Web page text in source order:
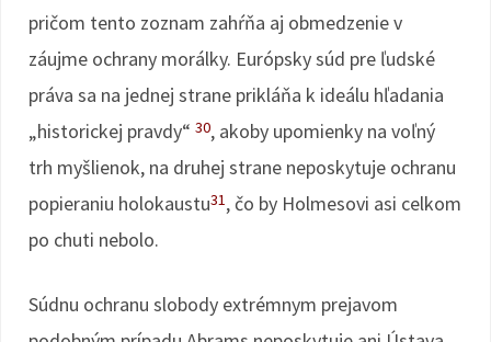
pričom tento zoznam zahŕňa aj obmedzenie v
záujme ochrany morálky. Európsky súd pre ľudské
práva sa na jednej strane prikláňa k ideálu hľadania
„historickej pravdy“ 30, akoby upomienky na voľný
trh myšlienok, na druhej strane neposkytuje ochranu
popieraniu holokaustu31, čo by Holmesovi asi celkom
po chuti nebolo.
Súdnu ochranu slobody extrémnym prejavom